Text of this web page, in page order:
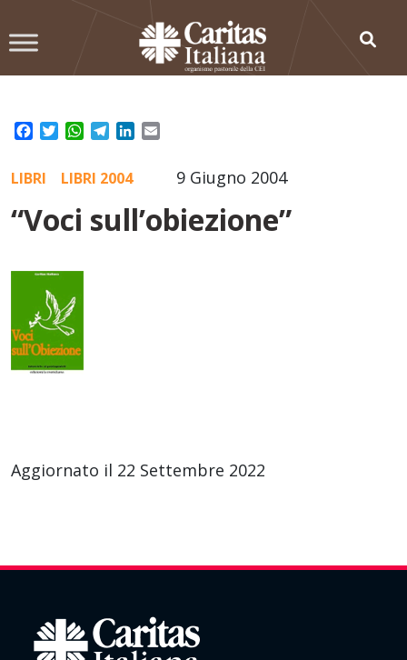
to
Facebook
TwitterWhatsApp
TelegramLinkedIn
9 Giugno 2004
LIBRI LIBRI 2004
“Voci sull’obiezione”
Aggiornato il 22 Settembre 2022